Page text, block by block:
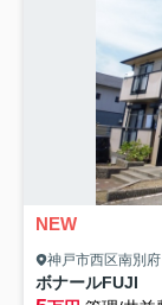
NEW
神戸市西区南別府
ボナールFUJI